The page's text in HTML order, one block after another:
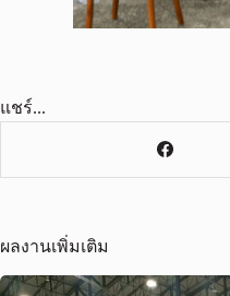
แชร์...
ผลงานเพิ่มเติม